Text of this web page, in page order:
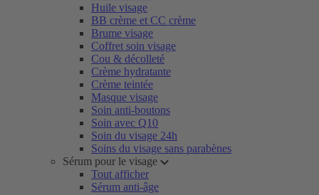
Huile visage
BB crème et CC crème
Brume visage
Coffret soin visage
Cou & décolleté
Crème hydratante
Crème teintée
Masque visage
Soin anti-boutons
Soin avec Q10
Soin du visage 24h
Soins du visage sans parabènes
Sérum pour le visage
Tout afficher
Sérum anti-âge